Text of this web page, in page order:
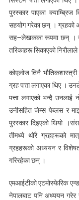
पुरस्कार पाएका क्याम्ब्रिज
सहयोग गरेका छन् । ग्रहको
सह–लेखकका रूपमा छन् ।
तरिकाहरू सिकाएको निरौलाले
कोएलोज तिनै
ग्रह पत्ता लगाएका थिए ।
पत्ता लगाएको भन्दै उनलाई
उनीसहित जेम्स पेब्लस र
पुरस्कार दिइएको थियो
तीमध्ये थोरै ग्रहहरूको
ग्रहहरूको अध्ययन र
गरिरहेका छन् ।
एमआईटीको एटमोस्फेरिक एन्ड
नेपालबाट पनि अध्ययन